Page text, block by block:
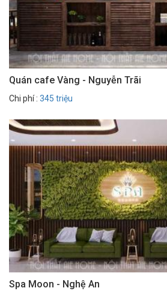
Quán cafe Vàng - Nguyễn Trãi
Chi phí : 345 triệu
Spa Moon - Nghệ An